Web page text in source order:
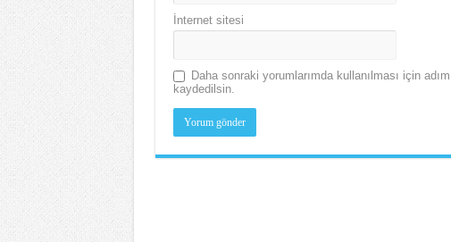
İnternet sitesi
Daha sonraki yorumlarımda kullanılması için
kaydedilsin.